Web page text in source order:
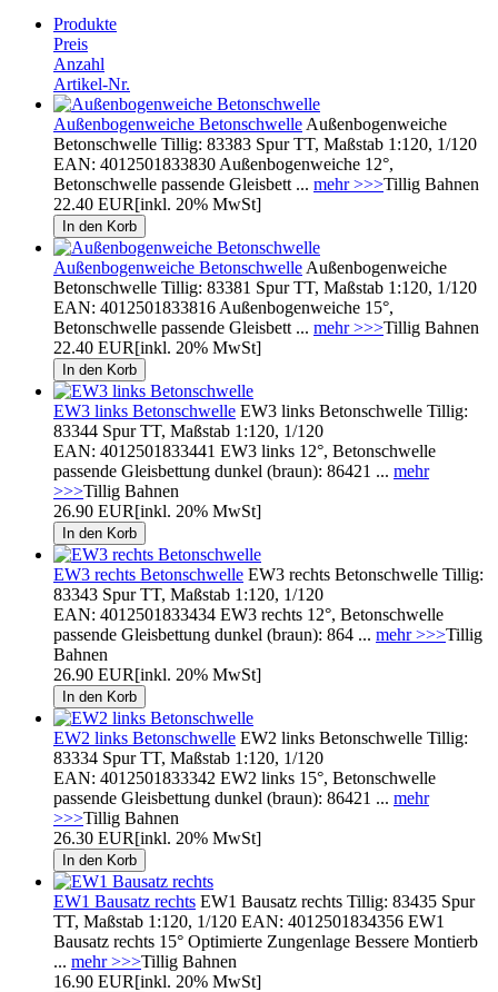
Produkte
Preis
Anzahl
Artikel-Nr.
Außenbogenweiche Betonschwelle Außenbogenweiche
Betonschwelle Tillig: 83383 Spur TT, Maßstab 1:120, 1/120
EAN: 4012501833830 Außenbogenweiche 12°,
Betonschwelle passende Gleisbett ... mehr >>>Tillig Bahnen
22.40 EUR[inkl. 20% MwSt]
Außenbogenweiche Betonschwelle Außenbogenweiche
Betonschwelle Tillig: 83381 Spur TT, Maßstab 1:120, 1/120
EAN: 4012501833816 Außenbogenweiche 15°,
Betonschwelle passende Gleisbett ... mehr >>>Tillig Bahnen
22.40 EUR[inkl. 20% MwSt]
EW3 links Betonschwelle EW3 links Betonschwelle Tillig:
83344 Spur TT, Maßstab 1:120, 1/120
EAN: 4012501833441 EW3 links 12°, Betonschwelle
passende Gleisbettung dunkel (braun): 86421 ... mehr
>>>Tillig Bahnen
26.90 EUR[inkl. 20% MwSt]
EW3 rechts Betonschwelle EW3 rechts Betonschwelle Tillig:
83343 Spur TT, Maßstab 1:120, 1/120
EAN: 4012501833434 EW3 rechts 12°, Betonschwelle
passende Gleisbettung dunkel (braun): 864 ... mehr >>>Tillig
Bahnen
26.90 EUR[inkl. 20% MwSt]
EW2 links Betonschwelle EW2 links Betonschwelle Tillig:
83334 Spur TT, Maßstab 1:120, 1/120
EAN: 4012501833342 EW2 links 15°, Betonschwelle
passende Gleisbettung dunkel (braun): 86421 ... mehr
>>>Tillig Bahnen
26.30 EUR[inkl. 20% MwSt]
EW1 Bausatz rechts EW1 Bausatz rechts Tillig: 83435 Spur
TT, Maßstab 1:120, 1/120 EAN: 4012501834356 EW1
Bausatz rechts 15° Optimierte Zungenlage Bessere Montierb
... mehr >>>Tillig Bahnen
16.90 EUR[inkl. 20% MwSt]